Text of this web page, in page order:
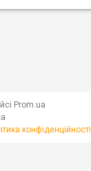
Prom.ua
конфіденційності